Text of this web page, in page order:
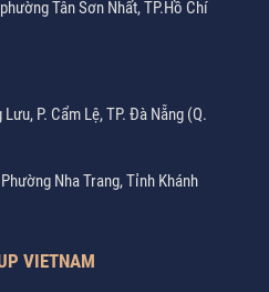
Tân Sơn Nhất, TP.Hồ Chí
P. Cẩm Lệ, TP. Đà Nẵng (Q.
Nha Trang, Tỉnh Khánh
VIETNAM